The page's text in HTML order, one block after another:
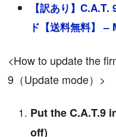
【訳あり】
ド【送料無料】
<How to update the
9（Update mode）>
Put the C.A.T.9
off)